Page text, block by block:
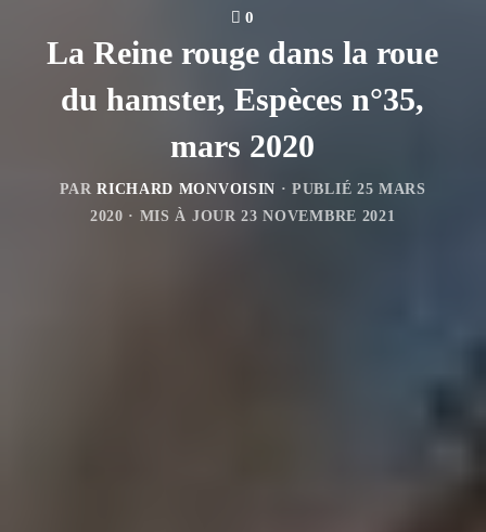
0
La Reine rouge dans la roue
du hamster, Espèces n°35,
mars 2020
PARRICHARD MONVOISIN · PUBLIÉ 25 MARS
2020 · MIS À JOUR23 NOVEMBRE 2021